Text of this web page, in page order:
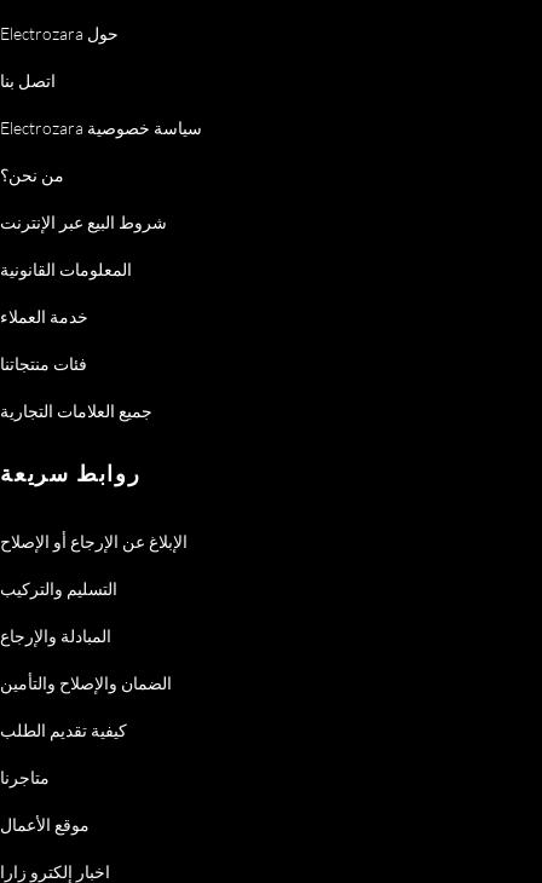
Electrozara حول
اتصل بنا
Electrozara سياسة خصوصية
من نحن؟
شروط البيع عبر الإنترنت
المعلومات القانونية
خدمة العملاء
فئات منتجاتنا
جميع العلامات التجارية
روابط سريعة
الإبلاغ عن الإرجاع أو الإصلاح
التسليم والتركيب
المبادلة والإرجاع
الضمان والإصلاح والتأمين
كيفية تقديم الطلب
متاجرنا
موقع الأعمال
اخبار إلكترو زارا